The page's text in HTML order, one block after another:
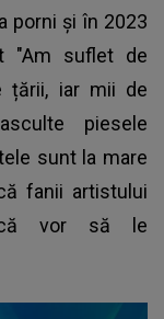
porni și în 2023
"Am suflet de
țării, iar mii de
piesele
sunt la mare
fanii artistului
vor să le